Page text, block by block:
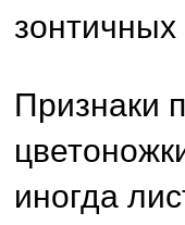
Признаки
иногда